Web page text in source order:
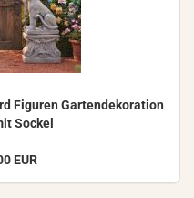
Fi­gu­ren Gar­ten­de­ko­ra­ti­on
So­ckel
EUR